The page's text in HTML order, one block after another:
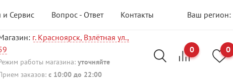
и Сервис Вопрос - Ответ Контакты Ваш регион:
г. Красноярск, Взлётная ул.,
работы магазина: уточняйте
заказов: с 10:00 до 22:00
0 0